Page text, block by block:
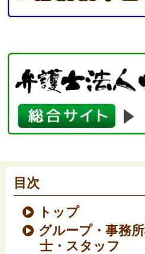
目次
トップ
グループ・事務
士・スタッフ